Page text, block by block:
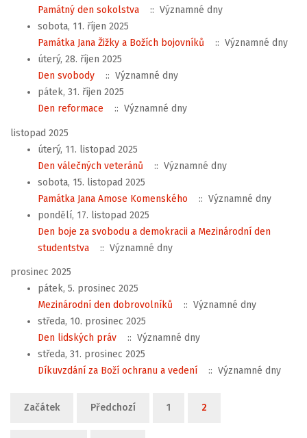
Památný den sokolstva
:: Významné dny
sobota, 11. říjen 2025
Památka Jana Žižky a Božích bojovníků
:: Významné dny
úterý, 28. říjen 2025
Den svobody
:: Významné dny
pátek, 31. říjen 2025
Den reformace
:: Významné dny
listopad 2025
úterý, 11. listopad 2025
Den válečných veteránů
:: Významné dny
sobota, 15. listopad 2025
Památka Jana Amose Komenského
:: Významné dny
pondělí, 17. listopad 2025
Den boje za svobodu a demokracii a Mezinárodní den
studentstva
:: Významné dny
prosinec 2025
pátek, 5. prosinec 2025
Mezinárodní den dobrovolníků
:: Významné dny
středa, 10. prosinec 2025
Den lidských práv
:: Významné dny
středa, 31. prosinec 2025
Díkuvzdání za Boží ochranu a vedení
:: Významné dny
Začátek Předchozí 1 2